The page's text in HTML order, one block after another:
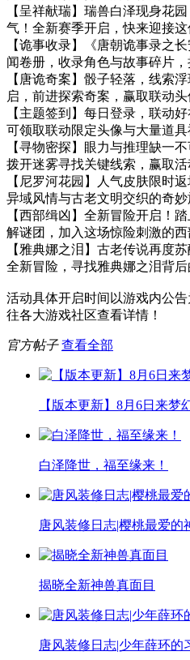
【呈祥献瑞】瑞兽白泽现身花
气！全新赛季开启，快来迎接
【诡事收录】《唐朝诡事录之
闻卷册，收录角色与故事碎片，
【唐诡奇案】骰子轻落，线索
启，前进探索奇案，赢取联动
【主题签到】每日登录，联动
可领取联动限定头像与大量道具
【寻物密探】眼力与推理缺一
拨开迷雾寻找关键线索，赢取活
【尼罗河花园】人气皮肤限时
异域风情与古老文明交织的奇妙
【西部缉凶】全新冒险开启！
解谜团，加入这场惊险刺激的西
【雅典娜之泪】古老传说再度
全新冒险，寻找雅典娜之泪背后
活动具体开启时间以游戏内公
往各大游戏社区查看详情！
官方帖子 查看全部
【版本更新】8月6日来梦
白泽降世，福至缘来！
唐风装修日志|樱桃最爱的
揭晓全新神兽真面目
唐风装修日志|少年薛环的